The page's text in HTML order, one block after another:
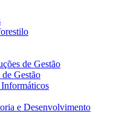
de Gestão
Gestão
Informáticos
e Desenvolvimento